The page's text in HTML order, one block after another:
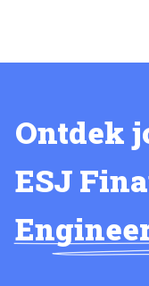
Ontdek
ESJ